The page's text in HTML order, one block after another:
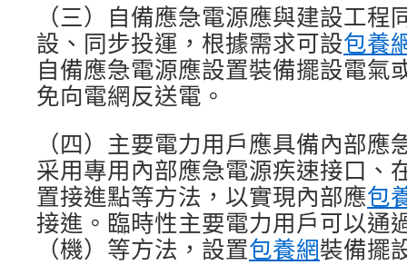
（三）自備應急電源應與建設工程
設、同步投運，根據需求可設包養
自備應急電源應設置裝備擺設電氣
免向電網反送電。
（四）主要電力用戶應具備內部應
采用專用內部應急電源疾速接口、
置接進點等方法，以實現內部應包
接進。臨時性主要電力用戶可以通
（機）等方法，設置包養網裝備擺